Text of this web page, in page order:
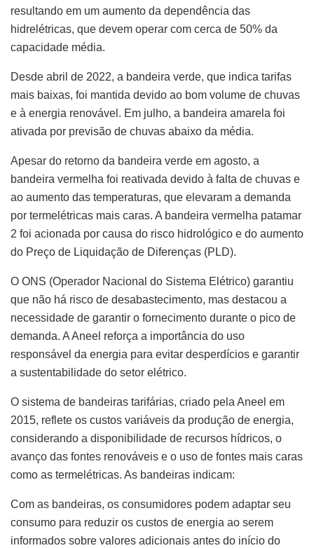
resultando em um aumento da dependência das
hidrelétricas, que devem operar com cerca de 50% da
capacidade média.
Desde abril de 2022, a bandeira verde, que indica tarifas
mais baixas, foi mantida devido ao bom volume de chuvas
e à energia renovável. Em julho, a bandeira amarela foi
ativada por previsão de chuvas abaixo da média.
Apesar do retorno da bandeira verde em agosto, a
bandeira vermelha foi reativada devido à falta de chuvas e
ao aumento das temperaturas, que elevaram a demanda
por termelétricas mais caras. A bandeira vermelha patamar
2 foi acionada por causa do risco hidrológico e do aumento
do Preço de Liquidação de Diferenças (PLD).
O ONS (Operador Nacional do Sistema Elétrico) garantiu
que não há risco de desabastecimento, mas destacou a
necessidade de garantir o fornecimento durante o pico de
demanda. A Aneel reforça a importância do uso
responsável da energia para evitar desperdícios e garantir
a sustentabilidade do setor elétrico.
O sistema de bandeiras tarifárias, criado pela Aneel em
2015, reflete os custos variáveis da produção de energia,
considerando a disponibilidade de recursos hídricos, o
avanço das fontes renováveis e o uso de fontes mais caras
como as termelétricas. As bandeiras indicam:
Com as bandeiras, os consumidores podem adaptar seu
consumo para reduzir os custos de energia ao serem
informados sobre valores adicionais antes do início do